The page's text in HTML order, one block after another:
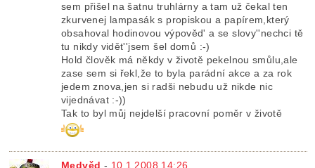
sem přišel na šatnu truhlárny a tam už čekal ten
zkurvenej lampasák s propiskou a papírem,který
obsahoval hodinovou výpověd' a se slovy''nechci tě
tu nikdy vidět''jsem šel domů :-)
Hold člověk má někdy v životě pekelnou smůlu,ale
zase sem si řekl,že to byla parádní akce a za rok
jedem znova,jen si radši nebudu už nikde nic
vijednávat :-))
Tak to byl můj nejdelší pracovní poměr v životě
Medvěd - 10.1.2008 14:26